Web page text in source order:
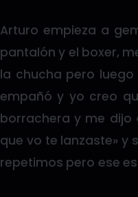
Arturo empieza a
pantalón y el boxer,
la chucha pero
empañó y yo creo
borrachera y me dijo
que vo te lanzaste» y
repetimos pero ese